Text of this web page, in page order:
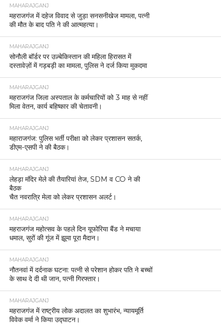
MAHARAJGANJ
महराजगंज में दहेज विवाद से जुड़ा सनसनीखेज मामला, पत्नी
की मौत के बाद पति ने की आत्महत्या।
MAHARAJGANJ
सोनौली बॉर्डर पर उज़्बेकिस्तान की महिला हिरासत में
दस्तावेज़ों में गड़बड़ी का मामला, पुलिस ने दर्ज किया मुकदमा
MAHARAJGANJ
महराजगंज जिला अस्पताल के कर्मचारियों को 3 माह से नहीं
मिला वेतन, कार्य बहिष्कार की चेतावनी।
MAHARAJGANJ
महाराजगंज: पुलिस भर्ती परीक्षा को लेकर प्रशासन सतर्क,
डीएम-एसपी ने की बैठक।
MAHARAJGANJ
लेहड़ा मंदिर मेले की तैयारियां तेज, SDM व CO ने की
बैठक
चैत नवरात्रि मेला को लेकर प्रशासन अलर्ट।
MAHARAJGANJ
महराजगंज महोत्सव के पहले दिन यूफोरिया बैंड ने मचाया
धमाल, सुरों की गूंज में झूमा पूरा मैदान।
MAHARAJGANJ
नौतनवां में दर्दनाक घटना: पत्नी से परेशान होकर पति ने बच्चों
के साथ दे दी थी जान, पत्नी गिरफ्तार।
MAHARAJGANJ
महराजगंज में राष्ट्रीय लोक अदालत का शुभारंभ, न्यायमूर्ति
विवेक वर्मा ने किया उद्घाटन।